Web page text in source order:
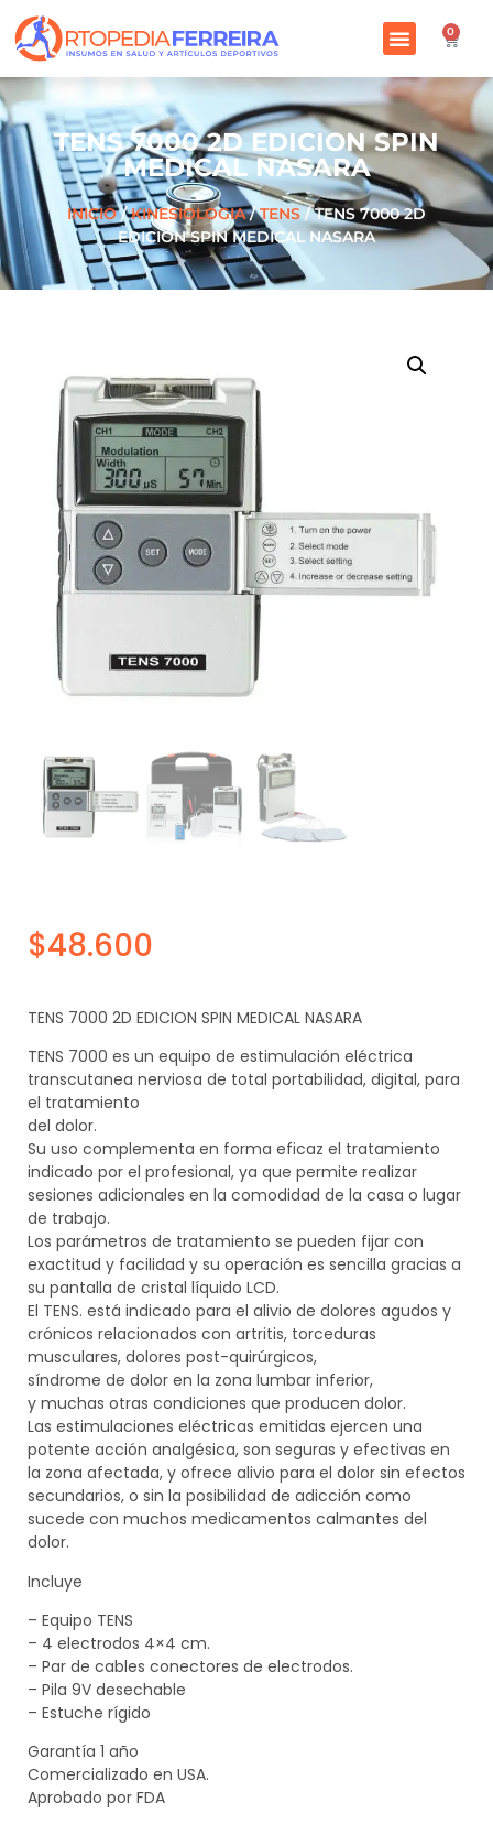
0
TENS 7000 2D EDICION SPIN
MEDICAL NASARA
INICIO/KINESIOLOGIA/TENS / TENS 7000 2D
EDICION SPIN MEDICAL NASARA
$48.600
TENS 7000 2D EDICION SPIN MEDICAL NASARA
TENS 7000 es un equipo de estimulación eléctrica
transcutanea nerviosa de total portabilidad, digital, para
el tratamiento
del dolor.
Su uso complementa en forma eficaz el tratamiento
indicado por el profesional, ya que permite realizar
sesiones adicionales en la comodidad de la casa o lugar
de trabajo.
Los parámetros de tratamiento se pueden fijar con
exactitud y facilidad y su operación es sencilla gracias a
su pantalla de cristal líquido LCD.
El TENS. está indicado para el alivio de dolores agudos y
crónicos relacionados con artritis, torceduras
musculares, dolores post-quirúrgicos,
síndrome de dolor en la zona lumbar inferior,
y muchas otras condiciones que producen dolor.
Las estimulaciones eléctricas emitidas ejercen una
potente acción analgésica, son seguras y efectivas en
la zona afectada, y ofrece alivio para el dolor sin efectos
secundarios, o sin la posibilidad de adicción como
sucede con muchos medicamentos calmantes del
dolor.
Incluye
– Equipo TENS
– 4 electrodos 4×4 cm.
– Par de cables conectores de electrodos.
– Pila 9V desechable
– Estuche rígido
Garantía 1 año
Comercializado en USA.
Aprobado por FDA